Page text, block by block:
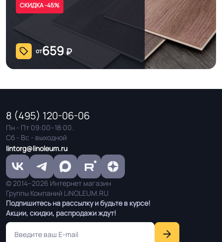
СКИДКА -45%
от659₽
Подпишитесь на рассылку и будьте в курсе!
Акции, скидки, распродажи ждут!
8 (495) 120-06-06
Пн - Пт 09:00–18:00.
Сб - Вс - выходной
lintorg@linoleum.ru
© 2014–2026 Интернет магазин
Группы Компаний LiNOLEUM.RU